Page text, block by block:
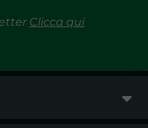
Clicca qui